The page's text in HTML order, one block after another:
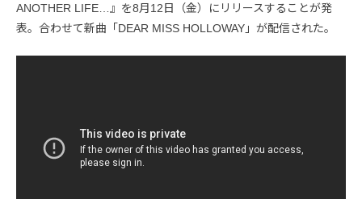
ANOTHER LIFE…』を8月12日（金）にリリースすることが発
表。合わせて新曲「DEAR MISS HOLLOWAY」が配信された。